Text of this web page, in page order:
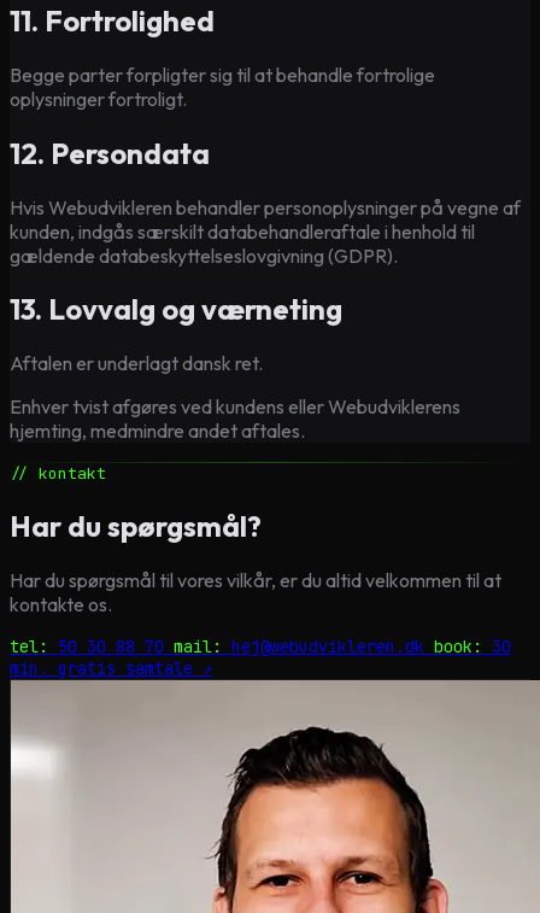
11. Fortrolighed
Begge parter forpligter sig til at behandle fortrolige
oplysninger fortroligt.
12. Persondata
Hvis Webudvikleren behandler personoplysninger på vegne af
kunden, indgås særskilt databehandleraftale i henhold til
gældende databeskyttelseslovgivning (GDPR).
13. Lovvalg og værneting
Aftalen er underlagt dansk ret.
Enhver tvist afgøres ved kundens eller Webudviklerens
hjemting, medmindre andet aftales.
// kontakt
Har du spørgsmål?
Har du spørgsmål til vores vilkår, er du altid velkommen til at
kontakte os.
tel: 50 30 88 70 mail: hej@webudvikleren.dk book:
30
min. gratis samtale ↗